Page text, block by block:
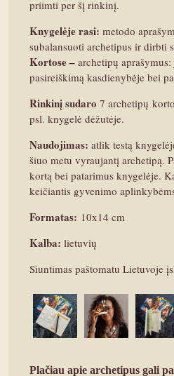
priimti per šį rinkinį.
Knygelėje rasi: metodo
subalansuoti archetipus ir dirbti
Kortose – archetipų
pasireiškimą kasdienybėje bei
Rinkinį sudaro 7 archetipų
psl. knygelė dėžutėje.
Naudojimas: atlik testą
šiuo metu vyraujantį archetipą.
kortą bei patarimus knygelėje.
keičiantis gyvenimo
Formatas: 10x14 cm
Kalba: lietuvių
Siuntimas paštomatu Lietuvoje
Plačiau apie archetipus gali